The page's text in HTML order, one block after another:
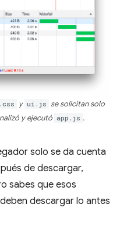
y ui.js se solicitan solo
y ejecutó app.js .
solo se da cuenta
de descargar,
sabes que esos
descargar lo antes